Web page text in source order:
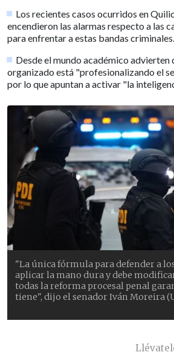
Los recientes casos ocurridos en
encendieron las alarmas respecto a las
para enfrentar a estas bandas criminales.
Desde el mundo académico advierten
organizado está "profesionalizando el
por lo que apuntan a activar "la
"La única fórmula para defender a
aplicar la mano dura y debe
todas la reforma procesal penal
tiene", dijo el senador Iván Moreira